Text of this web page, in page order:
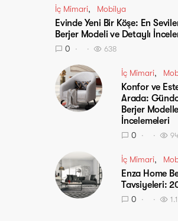
İç Mimari Mobilya
Evinde Yeni Bir Köşe: En
Berjer Modeli ve Detaylı
0 638
İç Mimari
Konfor ve
Arada:
Berjer
İncelemeleri
0
İç Mimari
Enza Home
Tavsiyeleri:
0